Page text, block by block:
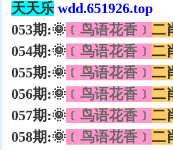
天天乐 wdd.651926.top
053期:🌞 ﹝鸟语花香﹞ 二
054期:🌞 ﹝鸟语花香﹞ 二
055期:🌞 ﹝鸟语花香﹞ 二
056期:🌞 ﹝鸟语花香﹞ 二
057期:🌞 ﹝鸟语花香﹞ 二
058期:🌞 ﹝鸟语花香﹞ 二